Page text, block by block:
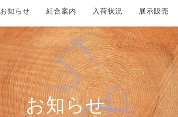
お知らせ 組合案内 入荷状況 展示販売
お知らせ